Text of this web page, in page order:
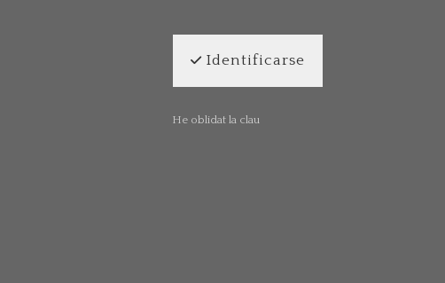
Identificarse
He oblidat la clau